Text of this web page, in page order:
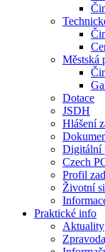
Městská
Dotace
JSDH
Hlášení
Digitální
Czech
Profil
Životní
Praktické info
Aktuality